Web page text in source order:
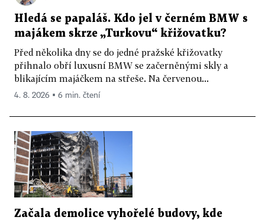
Hledá se papaláš. Kdo jel v černém BMW s
majákem skrze „Turkovu“ křižovatku?
Před několika dny se do jedné pražské křižovatky
přihnalo obří luxusní BMW se začerněnými skly a
blikajícím majáčkem na střeše. Na červenou...
4. 8. 2026 ▪ 6 min. čtení
Začala demolice vyhořelé budovy, kde